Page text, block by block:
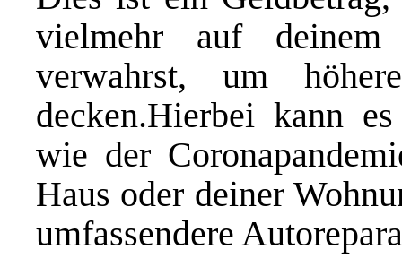
vielmehr auf deinem
verwahrst, um
decken.Hierbei kann
wie der
Haus oder deiner
umfassendere